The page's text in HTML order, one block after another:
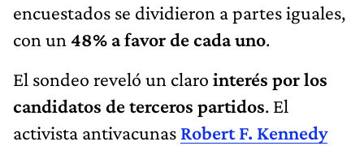
encuestados se dividieron a partes iguales,
con un 48% a favor de cada uno.
El sondeo reveló un claro interés por los
candidatos de terceros partidos. El
activista antivacunas Robert F. Kennedy